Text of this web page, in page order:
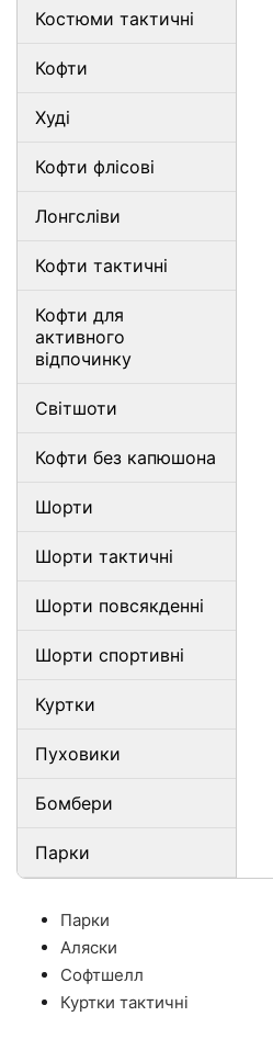
Костюми тактичні
Кофти
Худі
Кофти флісові
Лонгсліви
Кофти тактичні
Кофти для
активного
відпочинку
Світшоти
Кофти без капюшона
Шорти
Шорти тактичні
Шорти повсякденні
Шорти спортивні
Куртки
Пуховики
Бомбери
Парки
Парки
Аляски
Софтшелл
Куртки тактичні